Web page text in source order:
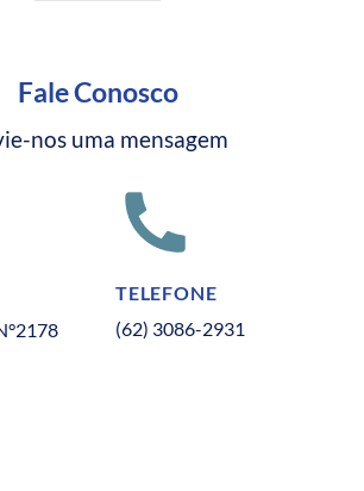
Fale Conosco
nos uma mensagem
TELEFONE
(62) 3086-2931